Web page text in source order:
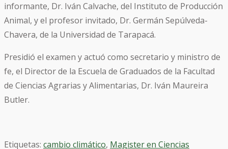
informante, Dr. Iván Calvache, del Instituto de Producción
Animal, y el profesor invitado, Dr. Germán Sepúlveda-
Chavera, de la Universidad de Tarapacá.
Presidió el examen y actuó como secretario y ministro de
fe, el Director de la Escuela de Graduados de la Facultad
de Ciencias Agrarias y Alimentarias, Dr. Iván Maureira
Butler.
Etiquetas: cambio climático, Magister en Ciencias